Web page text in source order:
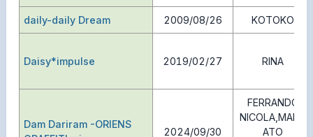
daily-daily Dream 2009/08/26 KOTOKO
Daisy*impulse 2019/02/27 RINA
Dam Dariram -ORIENS
2024/09/30
FERRANDO
NICOLA,MARC
ATO